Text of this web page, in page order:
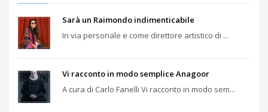
Sarà un Raimondo indimenticabile
In via personale e come direttore artistico di ...
Vi racconto in modo semplice Anagoor
A cura di Carlo Fanelli Vi racconto in modo sem...